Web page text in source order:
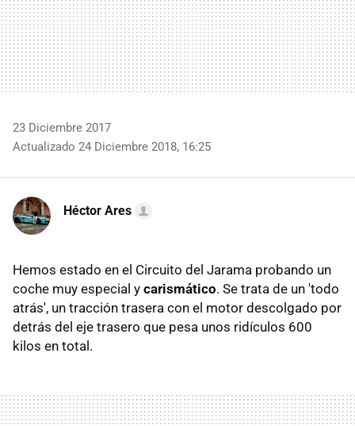
23 Diciembre 2017
Actualizado 24 Diciembre 2018, 16:25
Héctor Ares
Hemos estado en el Circuito del Jarama probando un
coche muy especial y carismático. Se trata de un 'todo
atrás', un tracción trasera con el motor descolgado por
detrás del eje trasero que pesa unos ridículos 600
kilos en total.